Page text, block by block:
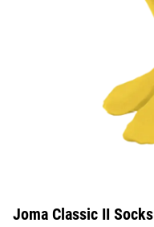
Joma Classic II Socks